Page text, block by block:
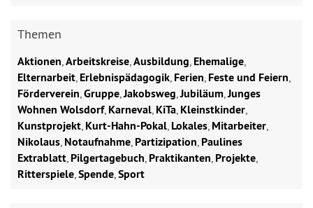
Themen
Aktionen,Arbeitskreise,Ausbildung, Ehemalige,
Elternarbeit, Erlebnispädagogik, Ferien, Feste und Feiern,
Förderverein,Gruppe,Jakobsweg,Jubiläum,Junges
Wohnen Wolsdorf, Karneval, KiTa, Kleinstkinder,
Kunstprojekt, Kurt-Hahn-Pokal, Lokales, Mitarbeiter,
Nikolaus, Notaufnahme, Partizipation, Paulines
Extrablatt, Pilgertagebuch, Praktikanten, Projekte,
Ritterspiele,Spende,Sport